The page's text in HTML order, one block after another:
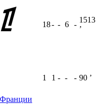
18- - 6 -
1513
ʼ
1 1 - - - 90 ʼ